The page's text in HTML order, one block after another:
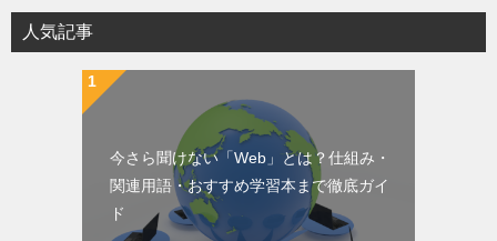
人気記事
今さら聞けない「Web」とは？仕組み・
関連用語・おすすめ学習本まで徹底ガイ
ド